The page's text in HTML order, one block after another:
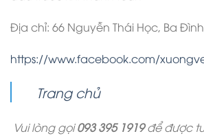
Địa chỉ: 66 Nguyễn Thái Học, Ba
https://www.facebook.com/
Trang chủ
Vui lòng gọi093 395 1919để được